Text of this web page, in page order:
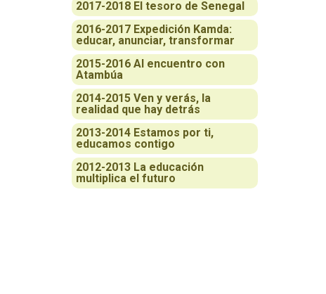
2017-2018 El tesoro de Senegal
2016-2017 Expedición Kamda:
educar, anunciar, transformar
2015-2016 Al encuentro con
Atambúa
2014-2015 Ven y verás, la
realidad que hay detrás
2013-2014 Estamos por ti,
educamos contigo
2012-2013 La educación
multiplica el futuro